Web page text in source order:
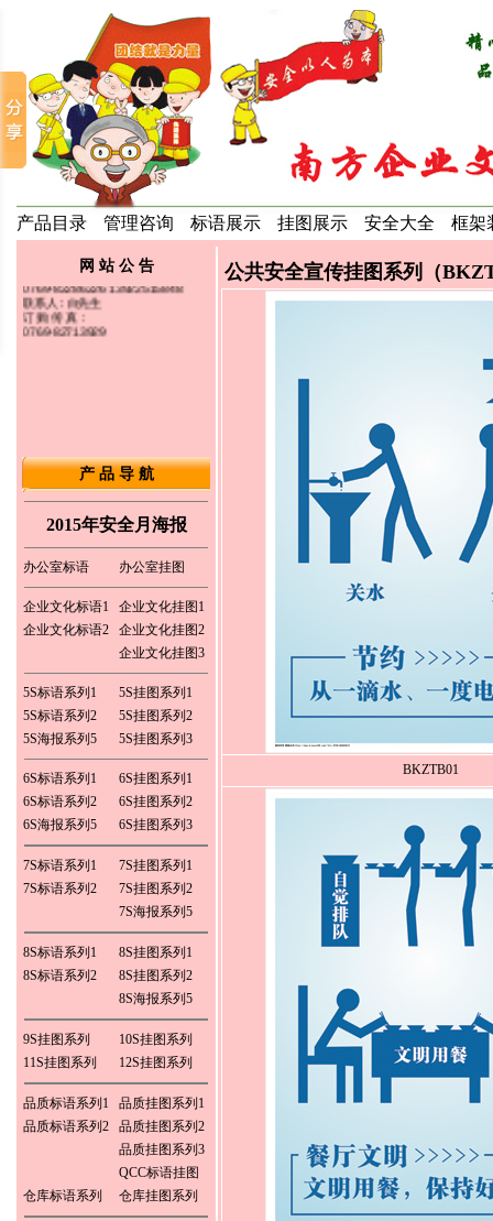
产品目录 管理咨询 标语展示 挂图展示 安全大全 框架
网 站 公 告
生产安全宣传标语挂图等...欢迎光临选
购详细内容请参考本公司网站：
www.5s886.com
适合张贴场所：办公室、车间办公
室、会议室、会客厅、 培训教室、仓
库、饭堂、过道走廊等场所. 订 购 方
式：珠江三角洲地区可以委托快递公
司送货上门代收货款， 外省的客户须
使用银行汇款，汇款时请把汇款资料
填写完整， 汇款后请把汇款凭证及订
购单传真至我司，我司收到传真后将
在当天内将您订购的产品寄出，珠江
三角洲地区一天可以到货， 外省城市
地区3-4天可以到货。
www.5s886.com
订 购 热 线：
联系人：白先生
0769-82713929
产 品 导 航
2015年安全月海报
办公室标语 办公室挂图
企业文化标语1
企业文化挂图1
企业文化标语2
企业文化挂图2
企业文化挂图3
5S标语系列1
5S挂图系列1
5S标语系列2
5S挂图系列2
5S海报系列5
5S挂图系列3
6S标语系列1
6S挂图系列1
6S标语系列2
6S挂图系列2
6S海报系列5
6S挂图系列3
7S标语系列1
7S挂图系列1
7S标语系列2
7S挂图系列2
7S海报系列5
8S标语系列1
8S挂图系列1
8S标语系列2
8S挂图系列2
8S海报系列5
9S挂图系列
10S挂图系列
11S挂图系列
12S挂图系列
品质标语系列1
品质挂图系列1
品质标语系列2
品质挂图系列2
品质挂图系列3
QCC标语挂图
仓库标语系列
仓库挂图系列
公共安全宣传挂图系列（
BKZTB01